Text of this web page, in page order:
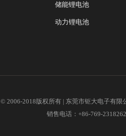
储能锂电池
动力锂电池
© 2006-2018版权所有 | 东莞市钜大电子有
销售电话：+86-769-